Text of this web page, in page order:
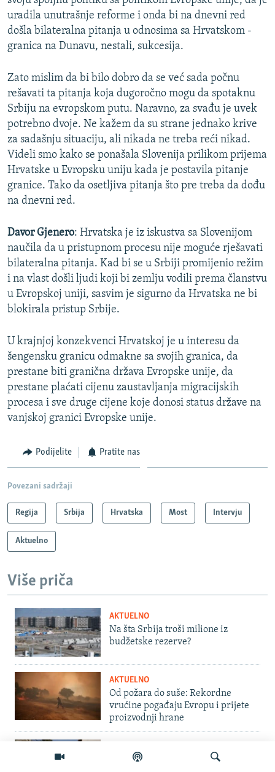
uradila unutrašnje reforme i onda bi na dnevni red
došla bilateralna pitanja u odnosima sa Hrvatskom -
granica na Dunavu, nestali, sukcesija.
Zato mislim da bi bilo dobro da se već sada počnu
rešavati ta pitanja koja dugoročno mogu da spotaknu
Srbiju na evropskom putu. Naravno, za svađu je uvek
potrebno dvoje. Ne kažem da su strane jednako krive
za sadašnju situaciju, ali nikada ne treba reći nikad.
Videli smo kako se ponašala Slovenija prilikom prijema
Hrvatske u Evropsku uniju kada je postavila pitanje
granice. Tako da osetljiva pitanja što pre treba da dođu
na dnevni red.
Davor Gjenero: Hrvatska je iz iskustva sa Slovenijom
naučila da u pristupnom procesu nije moguće rješavati
bilateralna pitanja. Kad bi se u Srbiji promijenio režim
i na vlast došli ljudi koji bi zemlju vodili prema članstvu
u Evropskoj uniji, sasvim je sigurno da Hrvatska ne bi
blokirala pristup Srbije.
U krajnjoj konzekvenci Hrvatskoj je u interesu da
šengensku granicu odmakne sa svojih granica, da
prestane biti granična država Evropske unije, da
prestane plaćati cijenu zaustavljanja migracijskih
procesa i sve druge cijene koje donosi status države na
vanjskoj granici Evropske unije.
Podijelite Pratite nas
Povezani sadržaji
Regija Srbija Hrvatska Most Intervju
Aktuelno
Više priča
AKTUELNO
Na šta Srbija troši milione iz
budžetske rezerve?
AKTUELNO
Od požara do suše: Rekordne
vrućine pogađaju Evropu i prijete
proizvodnji hrane
Zašto je grupa od 30 osoba